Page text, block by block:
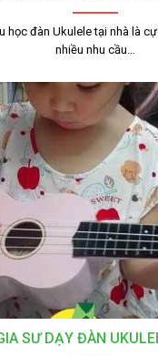
học đàn Ukulele tại nhà là
nhiều nhu cầu…
SƯ DẠY ĐÀN